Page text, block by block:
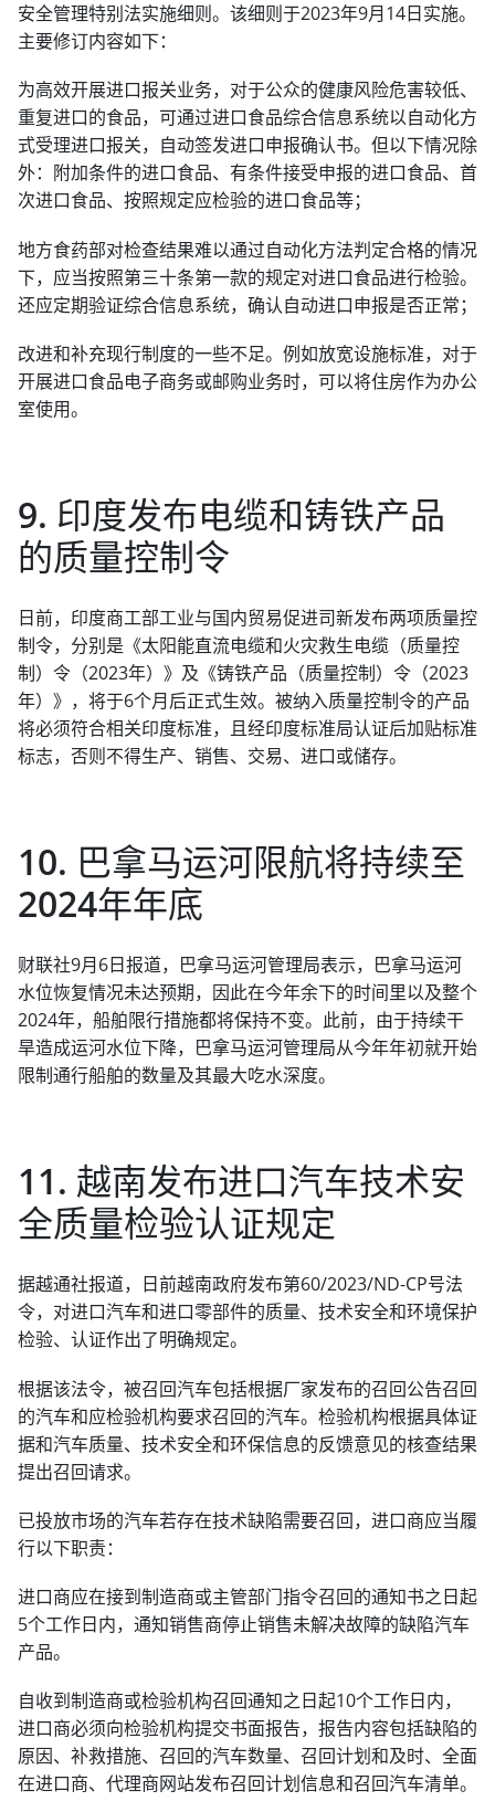
安全管理特别法实施细则。该细则于2023年9月14日实施。
主要修订内容如下：
为高效开展进口报关业务，对于公众的健康风险危害较低、
重复进口的食品，可通过进口食品综合信息系统以自动化方
式受理进口报关，自动签发进口申报确认书。但以下情况除
外：附加条件的进口食品、有条件接受申报的进口食品、首
次进口食品、按照规定应检验的进口食品等；
地方食药部对检查结果难以通过自动化方法判定合格的情况
下，应当按照第三十条第一款的规定对进口食品进行检验。
还应定期验证综合信息系统，确认自动进口申报是否正常；
改进和补充现行制度的一些不足。例如放宽设施标准，对于
开展进口食品电子商务或邮购业务时，可以将住房作为办公
室使用。
9. 印度发布电缆和铸铁产品
的质量控制令
日前，印度商工部工业与国内贸易促进司新发布两项质量控
制令，分别是《太阳能直流电缆和火灾救生电缆（质量控
制）令（2023年）》及《铸铁产品（质量控制）令（2023
年）》，将于6个月后正式生效。被纳入质量控制令的产品
将必须符合相关印度标准，且经印度标准局认证后加贴标准
标志，否则不得生产、销售、交易、进口或储存。
10. 巴拿马运河限航将持续至
2024年年底
财联社9月6日报道，巴拿马运河管理局表示，巴拿马运河
水位恢复情况未达预期，因此在今年余下的时间里以及整个
2024年，船舶限行措施都将保持不变。此前，由于持续干
旱造成运河水位下降，巴拿马运河管理局从今年年初就开始
限制通行船舶的数量及其最大吃水深度。
11. 越南发布进口汽车技术安
全质量检验认证规定
据越通社报道，日前越南政府发布第60/2023/ND-CP号法
令，对进口汽车和进口零部件的质量、技术安全和环境保护
检验、认证作出了明确规定。
根据该法令，被召回汽车包括根据厂家发布的召回公告召回
的汽车和应检验机构要求召回的汽车。检验机构根据具体证
据和汽车质量、技术安全和环保信息的反馈意见的核查结果
提出召回请求。
已投放市场的汽车若存在技术缺陷需要召回，进口商应当履
行以下职责：
进口商应在接到制造商或主管部门指令召回的通知书之日起
5个工作日内，通知销售商停止销售未解决故障的缺陷汽车
产品。
自收到制造商或检验机构召回通知之日起10个工作日内，
进口商必须向检验机构提交书面报告，报告内容包括缺陷的
原因、补救措施、召回的汽车数量、召回计划和及时、全面
在进口商、代理商网站发布召回计划信息和召回汽车清单。